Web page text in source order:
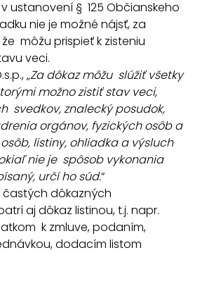
ustanovení §  125 Občianskeho
nie je možné nájsť, za
môžu prispieť k zisteniu
veci.
„Za dôkaz môžu  slúžiť všetky
možno zistiť stav veci,
svedkov, znalecký posudok,
orgánov, fyzických osôb a
listiny, ohliadka a výsluch
nie je  spôsob vykonania
určí ho súd.“
častých dôkazných
aj dôkaz listinou, t.j. napr.
k zmluve, podaním,
dodacím listom